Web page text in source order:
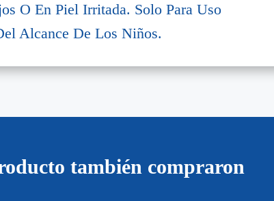
O En Piel Irritada. Solo Para Uso
Alcance De Los Niños.
también compraron